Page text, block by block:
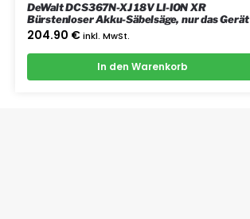
DeWalt DCS367N-XJ 18V LI-ION XR
Bürstenloser Akku-Säbelsäge, nur das Gerät
204.90 € inkl. MwSt.
In den Warenkorb